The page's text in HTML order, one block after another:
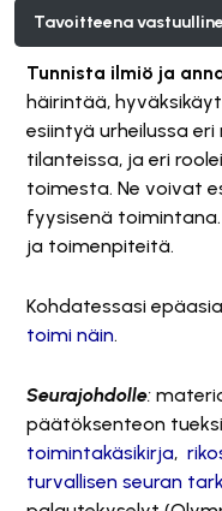
Tavoitteena
Tunnista ilmiö ja
häirintää,
esiintyä urheilussa
tilanteissa, ja eri
toimesta. Ne voivat
fyysisenä
ja toimenpiteitä.
Kohdatessasi
toimi näin.
Seurajohdolle:
päätöksenteon
toimintakäsikirja,
turvallisen seuran